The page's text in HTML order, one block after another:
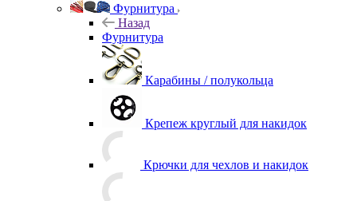
Фурнитура
Назад
Фурнитура
Карабины / полукольца
Крепеж круглый для накидок
Крючки для чехлов и накидок